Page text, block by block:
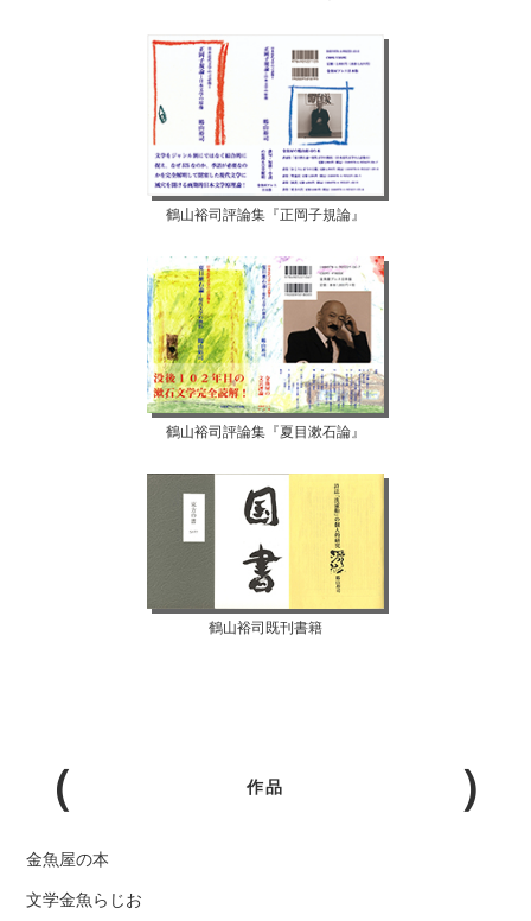
鶴山裕司評論集『正岡子規論』
鶴山裕司評論集『夏目漱石論』
鶴山裕司既刊書籍
作品
金魚屋の本
文学金魚らじお